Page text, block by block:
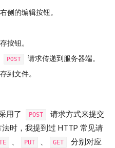
侧的编辑按钮。
按钮。
POST
请求传递到服务器端。
到文件。
用了 POST
请求方式来提交
时，我提到过 HTTP 常见请
、 PUT 、 GET
分别对应